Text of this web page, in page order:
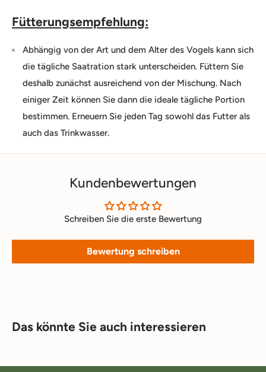
Fütterungsempfehlung:
Abhängig von der Art und dem Alter des Vogels kann sich
die tägliche Saatration stark unterscheiden. Füttern Sie
deshalb zunächst ausreichend von der Mischung. Nach
einiger Zeit können Sie dann die ideale tägliche Portion
bestimmen. Erneuern Sie jeden Tag sowohl das Futter als
auch das Trinkwasser.
Kundenbewertungen
Schreiben Sie die erste Bewertung
Bewertung schreiben
Das könnte Sie auch interessieren